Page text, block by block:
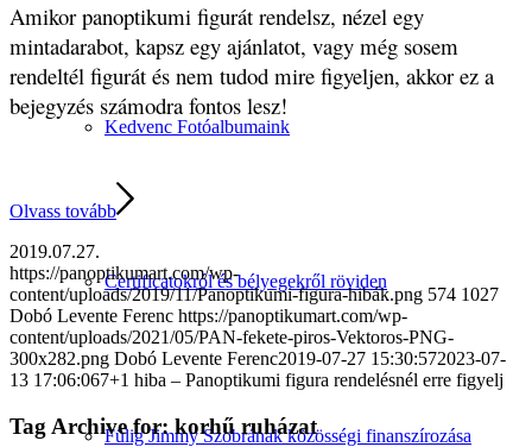
Kedvenc Fotóalbumaink
Certificatokról és bélyegekről röviden
Fülig Jimmy Szobrának közösségi finanszírozása
Amikor panoptikumi figurát rendelsz, nézel egy
mintadarabot, kapsz egy ajánlatot, vagy még sosem
rendeltél figurát és nem tudod mire figyeljen, akkor ez a
bejegyzés számodra fontos lesz!
Olvass tovább
2019.07.27.
https://panoptikumart.com/wp-
content/uploads/2019/11/Panoptikumi-figura-hibák.png 574 1027
Dobó Levente Ferenc https://panoptikumart.com/wp-
content/uploads/2021/05/PAN-fekete-piros-Vektoros-PNG-
300x282.png Dobó Levente Ferenc2019-07-27 15:30:572023-07-
13 17:06:067+1 hiba – Panoptikumi figura rendelésnél erre figyelj
Tag Archive for: korhű ruházat